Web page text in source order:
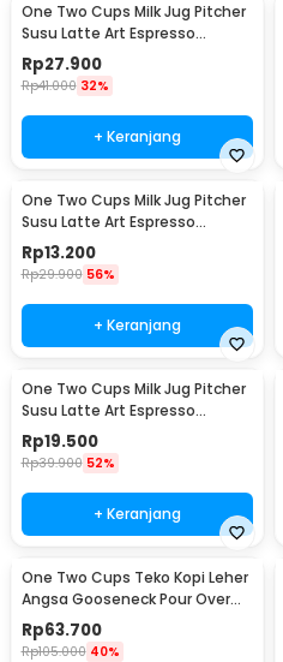
One Two Cups Milk Jug Pitcher
Susu Latte Art Espresso
Stainless Steel 200ml - J068
Rp27.900
Rp41.000 32%
+ Keranjang
One Two Cups Milk Jug Pitcher
Susu Latte Art Espresso
Stainless Steel 1.5oz - S06HG
Rp13.200
Rp29.900 56%
+ Keranjang
One Two Cups Milk Jug Pitcher
Susu Latte Art Espresso
Stainless Steel 5oz - S06HG
Rp19.500
Rp39.900 52%
+ Keranjang
One Two Cups Teko Kopi Leher
Angsa Gooseneck Pour Over
Drip Kettle 350ml - AA049
Rp63.700
Rp105.000 40%